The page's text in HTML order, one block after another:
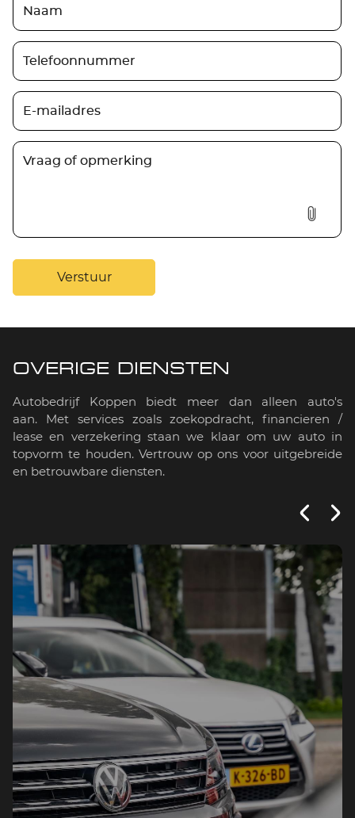
Verstuur
OVERIGE DIENSTEN
Autobedrijf Koppen biedt meer dan alleen auto's
aan. Met services zoals zoekopdracht, financieren /
lease en verzekering staan we klaar om uw auto in
topvorm te houden. Vertrouw op ons voor uitgebreide
en betrouwbare diensten.
AUTO INRUILEN
Bij Autobedrijf Koppen maken we uw auto-
upgrade wilt of gewoon iets anders.